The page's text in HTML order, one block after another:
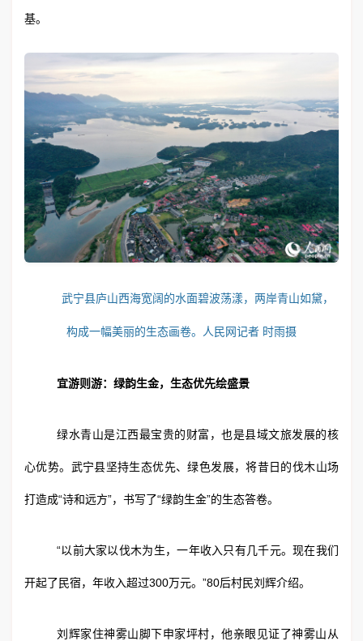
基。
武宁县庐山西海宽阔的水面碧波荡漾，两岸青山如黛，
构成一幅美丽的生态画卷。人民网记者 时雨摄
宜游则游：绿韵生金，生态优先绘盛景
绿水青山是江西最宝贵的财富，也是县域文旅发展的核
心优势。武宁县坚持生态优先、绿色发展，将昔日的伐木山场
打造成“诗和远方”，书写了“绿韵生金”的生态答卷。
“以前大家以伐木为生，一年收入只有几千元。现在我们
开起了民宿，年收入超过300万元。”80后村民刘辉介绍。
刘辉家住神雾山脚下申家坪村，他亲眼见证了神雾山从